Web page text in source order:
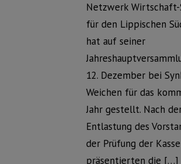
Netzwerk Wirtschaft-
für den Lippischen
hat auf seiner
12. Dezember bei
Weichen für das
Jahr gestellt. Nach
Entlastung des
der Prüfung der Kasse
präsentierten die […]